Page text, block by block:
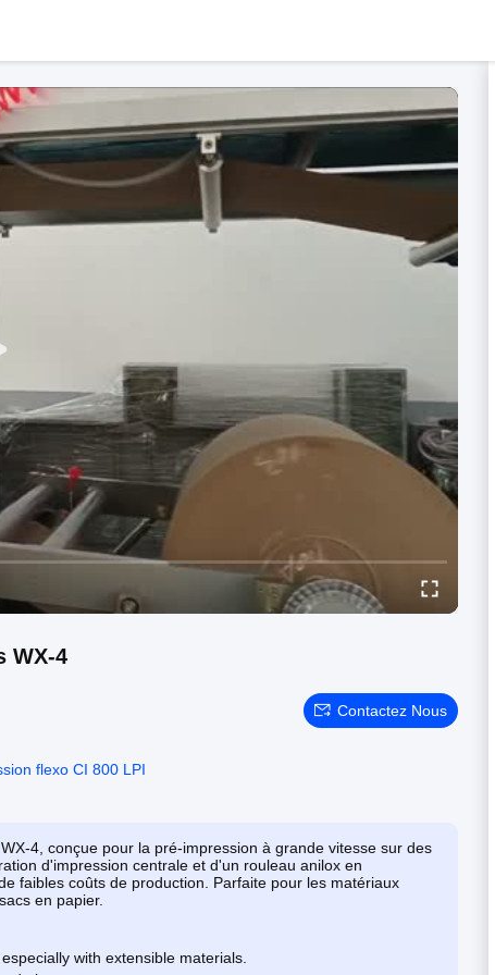
WX-4
Contactez Nous
flexo CI 800 LPI
4, conçue pour la pré-impression à grande vitesse sur des
d'impression centrale et d'un rouleau anilox en
faibles coûts de production. Parfaite pour les matériaux
en papier.
with extensible materials.